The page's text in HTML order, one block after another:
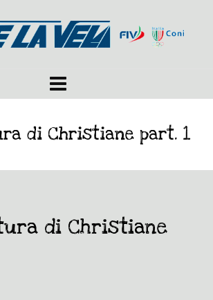
di Christiane part. 1
di Christiane